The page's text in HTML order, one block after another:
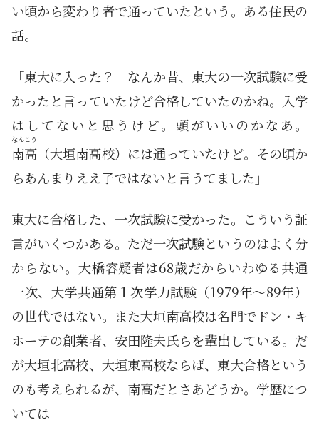
い頃から変わり者で通っていたという。ある住民の
話。
「東大に入った？ なんか昔、東大の一次試験に受
かったと言っていたけど合格していたのかね。入学
はしてないと思うけど。頭がいいのかなあ。
南高
なんこう
（大垣南高校）には通っていたけど。その頃か
らあんまりええ子ではないと言うてました」
東大に合格した、一次試験に受かった。こういう証
言がいくつかある。ただ一次試験というのはよく分
からない。大橋容疑者は68歳だからいわゆる共通
一次、大学共通第１次学力試験（1979年～89年）
の世代ではない。また大垣南高校は名門でドン・キ
ホーテの創業者、安田隆夫氏らを輩出している。だ
が大垣北高校、大垣東高校ならば、東大合格という
のも考えられるが、南高だとさあどうか。学歴につ
いては